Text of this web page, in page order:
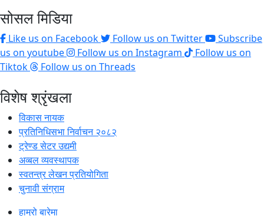
सोसल मिडिया
Like us on Facebook Follow us on Twitter
Subscribe
us on youtube
Follow us on Instagram
Follow us on
Tiktok
Follow us on Threads
विशेष श्रृंखला
विकास नायक
प्रतिनिधिसभा निर्वाचन २०८२
ट्रेण्ड सेटर उद्यमी
अव्बल व्यवस्थापक
स्वतन्त्र लेखन प्रतियोगिता
चुनावी संग्राम
हाम्रो बारेमा